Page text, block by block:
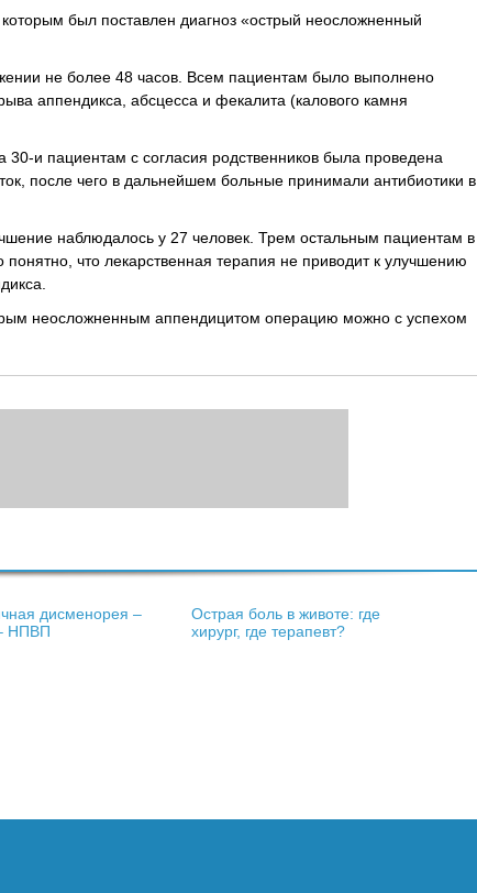
был поставлен диагноз «острый неосложненный
не более 48 часов. Всем пациентам было выполнено
аппендикса, абсцесса и фекалита (калового камня
и пациентам с согласия родственников была проведена
после чего в дальнейшем больные принимали антибиотики в
наблюдалось у 27 человек. Трем остальным пациентам в
что лекарственная терапия не приводит к улучшению
неосложненным аппендицитом операцию можно с успехом
дисменорея –
НПВП
Острая боль в животе: где
хирург, где терапевт?